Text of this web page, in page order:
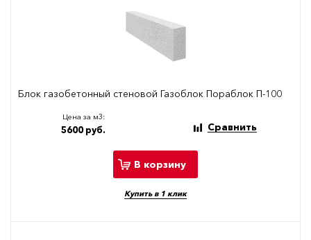
Блок газобетонный стеновой Газоблок Пораблок П-100
Цена за м3:
5600 руб. Сравнить
В корзину
Купить в 1 клик